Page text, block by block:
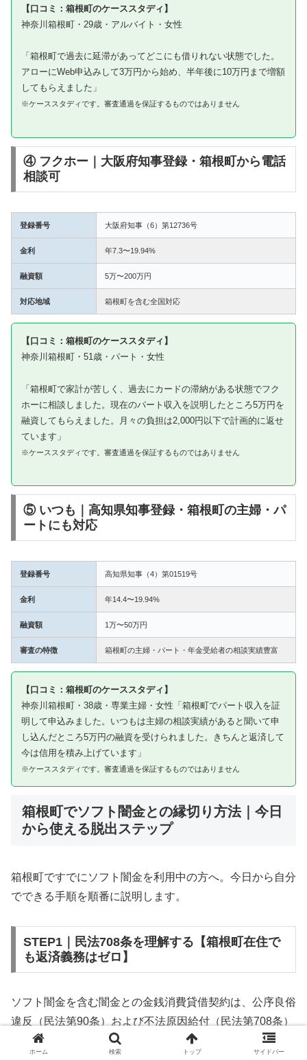
【口コミ：箱根町のケーススタディ】
神奈川箱根町・29歳・アルバイト・女性
「箱根町で過去に延滞があってどこにも借りれない状態でした。
アローにWeb申込みして3万円から始め、半年後に10万円まで増額
してもらえました」
※ケーススタディです。審査通過を保証するものではありません
④ フクホー｜大阪府知事登録・箱根町から電話
相談可
登録番号 大阪府知事（6）第12736号
金利 年7.3〜19.94%
融資額 5万〜200万円
対応地域 箱根町を含む全国対応
【口コミ：箱根町のケーススタディ】
神奈川箱根町・51歳・パート・女性
「箱根町で家計が苦しく、過去にカードの滞納がある状態でフク
ホーに相談しました。現在のパート収入を説明したところ5万円を
融資してもらえました。月々の負担は2,000円以下で計画的に返せ
ています」
※ケーススタディです。審査通過を保証するものではありません
⑤ いつも｜高知県知事登録・箱根町の主婦・パ
ートにも対応
登録番号 高知県知事（4）第01519号
金利 年14.4〜19.94%
融資額 1万〜50万円
審査の特徴 箱根町の主婦・パート・年金受給者の相談実績豊富
【口コミ：箱根町のケーススタディ】
神奈川箱根町・38歳・専業主婦・女性「箱根町でパート収入を証
明して申込みました。いつもは主婦の相談実績があると聞いて申
し込んだところ5万円の融資を受けられました。きちんと返済して
今は信用を積み上げています」
※ケーススタディです。審査通過を保証するものではありません
箱根町でソフト闇金との縁切り方法｜今日
から使える脱出ステップ
箱根町ですでにソフト闇金を利用中の方へ。今日から自分
でできる手順を順番に説明します。
STEP1｜民法708条を理解する【箱根町在住で
も返済義務はゼロ】
ソフト闇金を含む闇金との金銭消費貸借契約は、公序良俗
違反（民法第90条）および不法原因給付（民法第708条）
に該当するため、法的には無効です。箱根町在住であって
ホーム 検索 トップ サイドバー